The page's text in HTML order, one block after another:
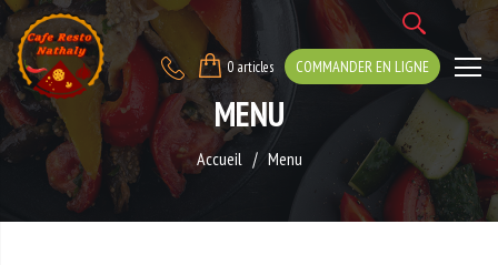
0 articles COMMANDER EN LIGNE
MENU
Accueil Menu